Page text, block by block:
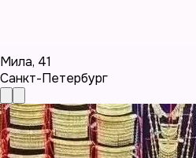
Мила, 41
Санкт-Петербург